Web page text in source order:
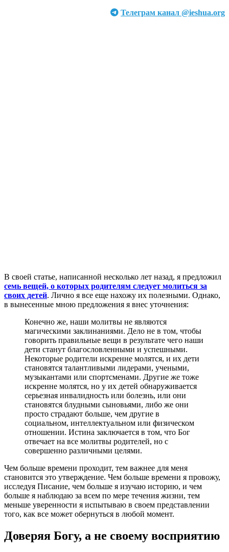
Телеграм канал @ieshua.org
В своей статье, написанной несколько лет назад, я предложил
семь вещей, о которых родителям следует молиться за
своих детей. Лично я все еще нахожу их полезными. Однако,
в вынесенные мною предложения я внес уточнения:
Конечно же, наши молитвы не являются
магическими заклинаниями. Дело не в том, чтобы
говорить правильные вещи в результате чего наши
дети станут благословленными и успешными.
Некоторые родители искренне молятся, и их дети
становятся талантливыми лидерами, учеными,
музыкантами или спортсменами. Другие же тоже
искренне молятся, но у их детей обнаруживается
серьезная инвалидность или болезнь, или они
становятся блудными сыновьями, либо же они
просто страдают больше, чем другие в
социальном, интеллектуальном или физическом
отношении. Истина заключается в том, что Бог
отвечает на все молитвы родителей, но с
совершенно различными целями.
Чем больше времени проходит, тем важнее для меня
становится это утверждение. Чем больше времени я провожу,
исследуя Писание, чем больше я изучаю историю, и чем
больше я наблюдаю за всем по мере течения жизни, тем
меньше уверенности я испытываю в своем представлении
того, как все может обернуться в любой момент.
Доверяя Богу, а не своему восприятию